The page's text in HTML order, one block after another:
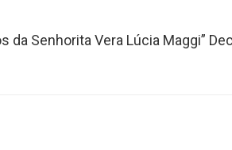
Senhorita Vera Lúcia Maggi”